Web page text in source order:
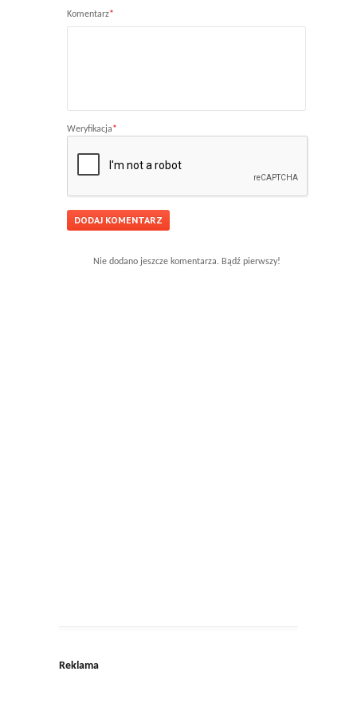
Komentarz*
Weryfikacja*
Nie dodano jeszcze komentarza. Bądź pierwszy!
Reklama